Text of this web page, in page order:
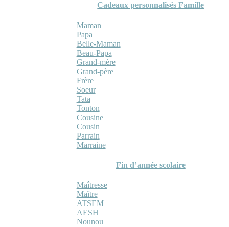
Cadeaux personnalisés Famille
Maman
Papa
Belle-Maman
Beau-Papa
Grand-mère
Grand-père
Frère
Soeur
Tata
Tonton
Cousine
Cousin
Parrain
Marraine
Fin d’année scolaire
Maîtresse
Maître
ATSEM
AESH
Nounou